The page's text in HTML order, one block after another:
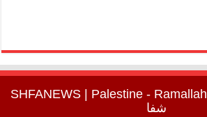
SHFANEWS | Palestine - Ramallah
شفا